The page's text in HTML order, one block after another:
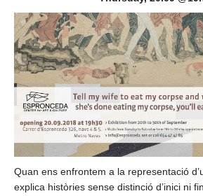
Quan ens enfrontem a la representació
explica històries sense distinció d’inici ni